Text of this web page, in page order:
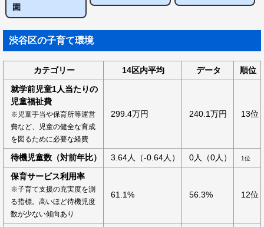
園
渋谷区の子育て環境
カテゴリー 14区内平均 データ
順位
就学前児童1人当たりの
児童福祉費
※児童手当や保育所等運営
費など、児童の健全な育成
を図るために必要な経費
299.4万円 240.1万円 13位
待機児童数（対前年比） 3.64人（-0.64人） 0人（0人） 1位
保育サービス利用率
※子育て支援の充実度を測
る指標。高いほど待機児度
数が少ない傾向あり
61.1% 56.3% 12位